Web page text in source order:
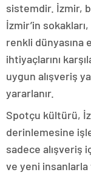
sistemdir. İzmir,
İzmir’in
renkli dünyasına
ihtiyaçlarını
uygun alışveriş
yararlanır.
Spotçu kültürü,
derinlemesine
sadece alışveriş
ve yeni insanlarla